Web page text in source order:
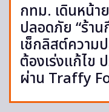
กทม. เดินหน้า
ปลอดภัย “ร้า
เช็กลิสต์ความ
ต้องเร่งแก้ไข
ผ่าน Traffy